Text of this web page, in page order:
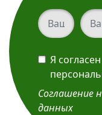
Ваш телефон
Ваш
Я
Соглашение
данных